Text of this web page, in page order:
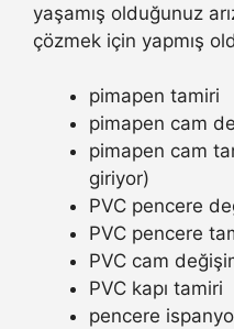
yaşamış olduğunuz
çözmek için yapmış
pimapen tamiri
pimapen cam
pimapen cam
giriyor)
PVC pencere
PVC pencere
PVC cam
PVC kapı tamiri
pencere